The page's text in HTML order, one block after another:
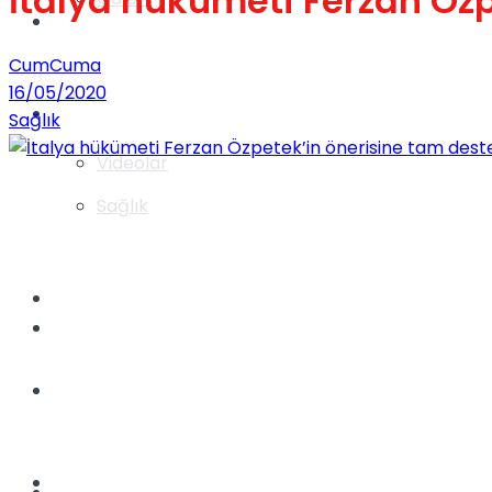
Videolar
Gündem
Yaşam
Sağlık
CumCuma
16/05/2020
Sağlık